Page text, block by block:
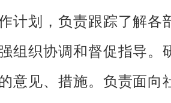
计划，负责跟踪了解各
组织协调和督促指导。
意见、措施。负责面向